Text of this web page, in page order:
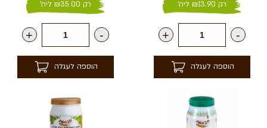
רק ₪13.90 ליח'
-
+
הוספה לעגלה
רק ₪35.00 ליח'
-
+
הוספה לעגלה